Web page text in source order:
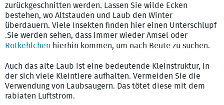
zurückgeschnitten werden. Lassen Sie wilde Ecken
bestehen, wo Altstauden und Laub den Winter
überdauern. Viele Insekten finden hier einen Unterschlupf
.Sie werden sehen, dass immer wieder Amsel oder
Rotkehlchen hierhin kommen, um nach Beute zu suchen.
Auch das alte Laub ist eine bedeutende Kleinstruktur, in
der sich viele Kleintiere aufhalten. Vermeiden Sie die
Verwendung von Laubsaugern. Das tötet diese mit dem
rabiaten Luftstrom.